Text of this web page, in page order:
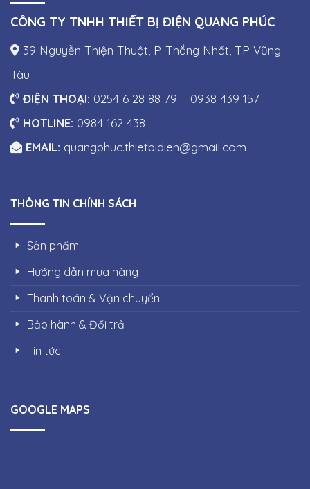
CÔNG TY TNHH THIẾT BỊ ĐIỆN QUANG PHÚC
39 Nguyễn Thiện Thuật, P. Thắng Nhất, TP Vũng
Tàu
ĐIỆN THOẠI: 0254 6 28 88 79 – 0938 439 157
HOTLINE: 0984 162 438
EMAIL: quangphuc.thietbidien@gmail.com
THÔNG TIN CHÍNH SÁCH
Sản phẩm
Hướng dẫn mua hàng
Thanh toán & Vận chuyển
Bảo hành & Đổi trả
Tin tức
GOOGLE MAPS